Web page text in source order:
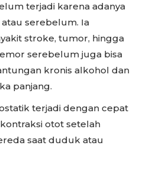
terjadi karena adanya
serebelum. Ia
stroke, tumor, hingga
serebelum juga bisa
kronis alkohol dan
panjang.
terjadi dengan cepat
otot setelah
saat duduk atau